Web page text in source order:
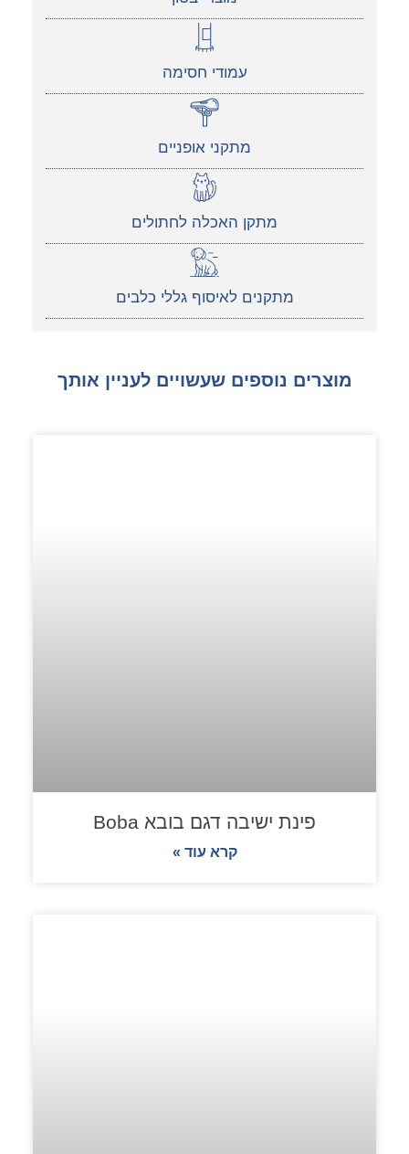
עמודי חסימה
מתקני אופניים
מתקן האכלה לחתולים
מתקנים לאיסוף גללי כלבים
מוצרים נוספים שעשויים לעניין אותך
פינת ישיבה דגם בובא Boba
קרא עוד »